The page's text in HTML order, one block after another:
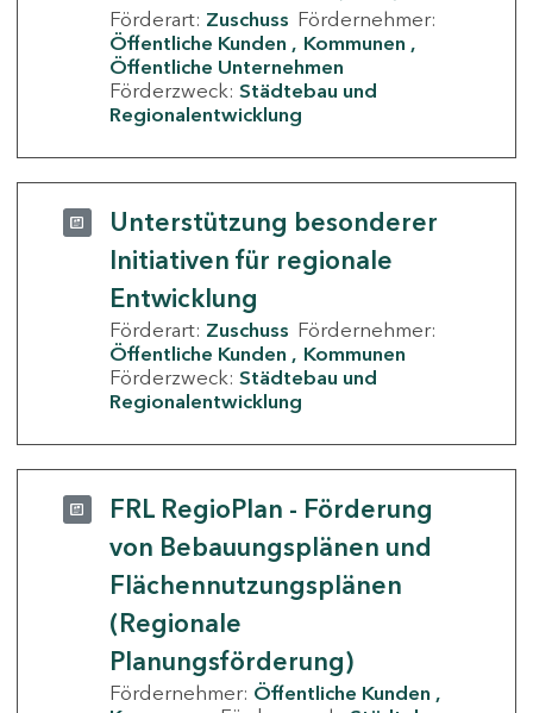
Förderart: Zuschuss Fördernehmer:
Öffentliche Kunden
Kommunen
Öffentliche Unternehmen
Förderzweck: Städtebau und
Regionalentwicklung
Unterstützung besonderer
Initiativen für regionale
Entwicklung
Förderart: Zuschuss Fördernehmer:
Öffentliche Kunden
Kommunen
Förderzweck: Städtebau und
Regionalentwicklung
FRL RegioPlan - Förderung
von Bebauungsplänen und
Flächennutzungsplänen
(Regionale
Planungsförderung)
Fördernehmer: Öffentliche Kunden